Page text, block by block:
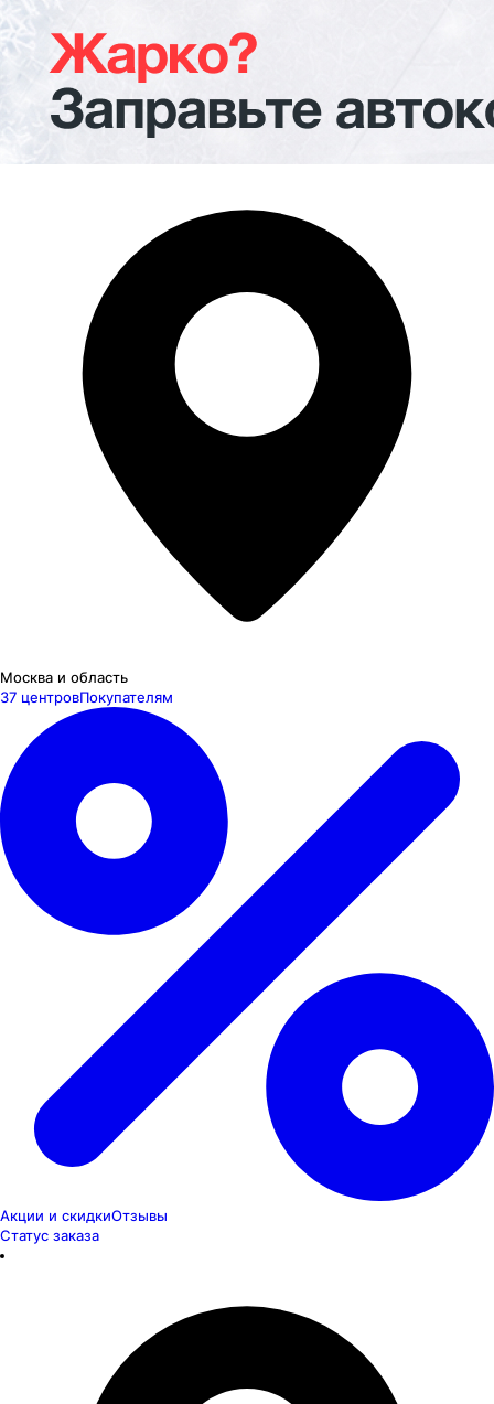
Москва и область
37 центровПокупателям
Акции и скидкиОтзывы
Статус заказа